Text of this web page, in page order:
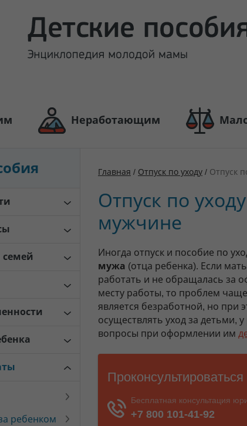
Неработающим
ребенком
Главная / Отпуск по уходу / Отпуск
Отпуск по
мужчине
Иногда отпуск и пособие по
мужа (отца ребенка). Если
работать и не обращалась за
месту работы, то проблем
является безработной, но при
осуществлять уход за детьми,
вопросы при оформлении им